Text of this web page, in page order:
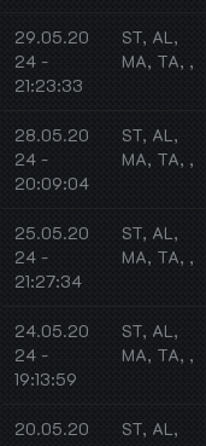
29.05.20
24 -
21:23:33
ST, AL,
MA, TA, ,
28.05.20
24 -
20:09:04
ST, AL,
MA, TA, ,
25.05.20
24 -
21:27:34
ST, AL,
MA, TA, ,
24.05.20
24 -
19:13:59
ST, AL,
MA, TA, ,
20.05.20
ST, AL,